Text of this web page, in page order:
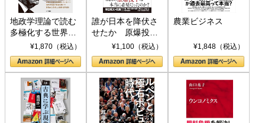
地政学理論で読む
多極化する世界：
トランプとBRICS
の挑戦
¥1,870（税込）
誰が日本を降伏さ
せたか 原爆投
下、ソ連参戦、そ
して聖断 (PHP新
書)
¥1,100（税込）
農業ビジネス
¥1,848（税込）